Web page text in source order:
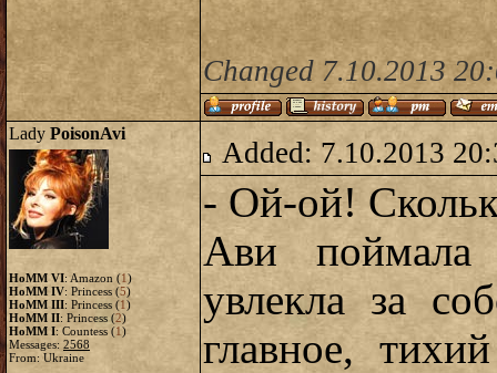
Changed 7.10.2013
Lady PoisonAvi
HoMM VI: Amazon (1)
HoMM IV: Princess (5)
HoMM III: Princess (1)
HoMM II: Princess (2)
HoMM I: Countess (1)
Messages: 2568
From: Ukraine
Added: 7.10.2013
- Ой-ой!
Ави
увлекла за
главное,